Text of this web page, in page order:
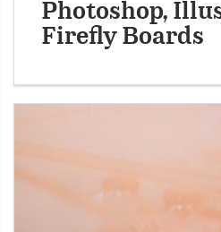
Photoshop,
Firefly Boards